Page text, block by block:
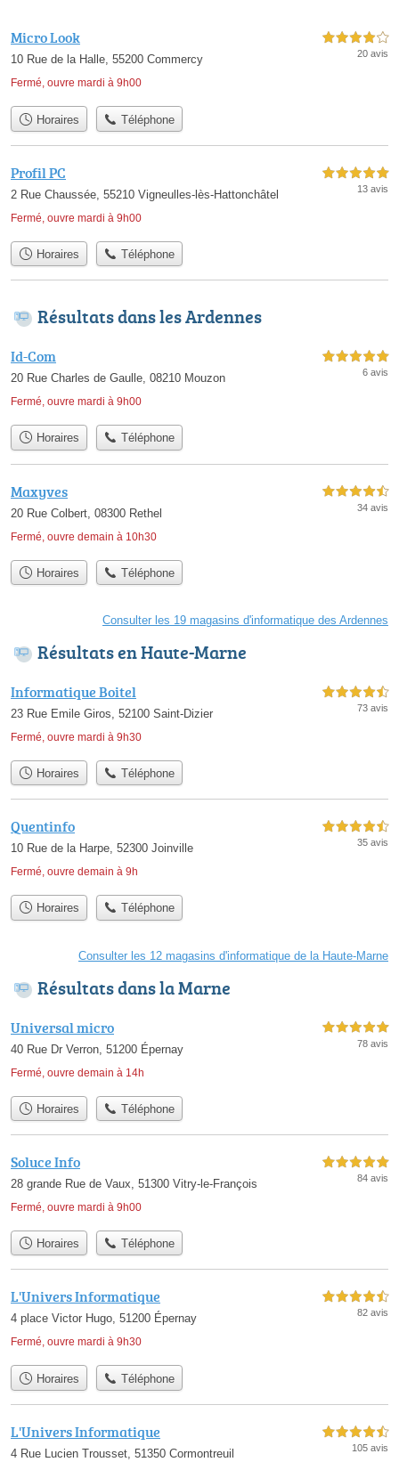
Micro Look
10 Rue de la Halle, 55200 Commercy
Fermé, ouvre mardi à 9h00
4,0 étoiles sur 5
20 avis
Horaires Téléphone
Profil PC
2 Rue Chaussée, 55210 Vigneulles-lès-Hattonchâtel
Fermé, ouvre mardi à 9h00
5,0 étoiles sur 5
13 avis
Horaires Téléphone
Résultats dans les Ardennes
Id-Com
20 Rue Charles de Gaulle, 08210 Mouzon
Fermé, ouvre mardi à 9h00
5,0 étoiles sur 5
6 avis
Horaires Téléphone
Maxyves
20 Rue Colbert, 08300 Rethel
Fermé, ouvre demain à 10h30
4,5 étoiles sur 5
34 avis
Horaires Téléphone
Consulter les 19 magasins d'informatique des Ardennes
Résultats en Haute-Marne
Informatique Boitel
23 Rue Emile Giros, 52100 Saint-Dizier
Fermé, ouvre mardi à 9h30
4,5 étoiles sur 5
73 avis
Horaires Téléphone
Quentinfo
10 Rue de la Harpe, 52300 Joinville
Fermé, ouvre demain à 9h
4,5 étoiles sur 5
35 avis
Horaires Téléphone
Consulter les 12 magasins d'informatique de la Haute-Marne
Résultats dans la Marne
Universal micro
40 Rue Dr Verron, 51200 Épernay
Fermé, ouvre demain à 14h
5,0 étoiles sur 5
78 avis
Horaires Téléphone
Soluce Info
28 grande Rue de Vaux, 51300 Vitry-le-François
Fermé, ouvre mardi à 9h00
5,0 étoiles sur 5
84 avis
Horaires Téléphone
L'Univers Informatique
4 place Victor Hugo, 51200 Épernay
Fermé, ouvre mardi à 9h30
4,5 étoiles sur 5
82 avis
Horaires Téléphone
L'Univers Informatique
4 Rue Lucien Trousset, 51350 Cormontreuil
4,5 étoiles sur 5
105 avis